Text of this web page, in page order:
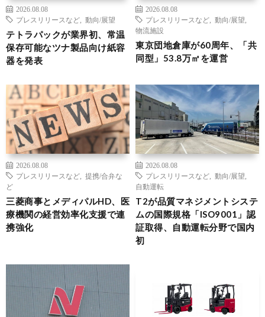
2026.08.08
プレスリリースなど
動向/展望
テトラパックが業界初、常温
保存可能なツナ製品向け紙容
器を発表
2026.08.08
プレスリリースなど
動向/展望
物流施設
東京団地倉庫が60周年、「共
同型」53.8万㎡を運営
2026.08.08
プレスリリースなど
提携/合弁な
ど
三菱商事とメディパルHD、医
療機関の経営効率化支援で連
携強化
2026.08.08
プレスリリースなど
動向/展望
自動運転
T2が品質マネジメントシステ
ムの国際規格「ISO9001」認
証取得、自動運転分野で国内
初